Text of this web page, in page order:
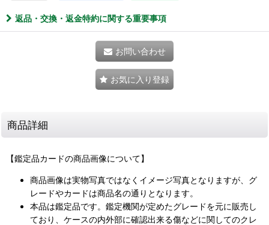
返品・交換・返金特約に関する重要事項
お問い合わせ
お気に入り登録
商品詳細
【鑑定品カードの商品画像について】
商品画像は実物写真ではなくイメージ写真となりますが、グ
レードやカードは商品名の通りとなります。
本品は鑑定品です。鑑定機関が定めたグレードを元に販売し
ており、ケースの内外部に確認出来る傷などに関してのクレ